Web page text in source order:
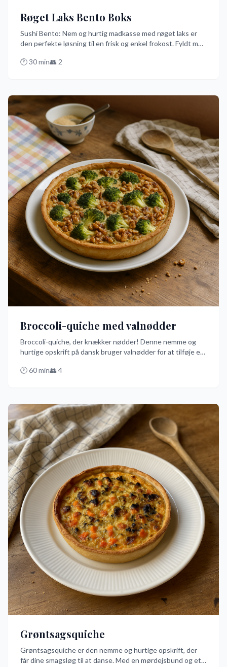
Røget Laks Bento Boks
Sushi Bento: Nem og hurtig madkasse med røget laks er
den perfekte løsning til en frisk og enkel frokost. Fyldt med
klar på blot 20 minutter. Prøv denne danske vri på en
🕐30min👥 2
Broccoli-quiche med valnødder
Broccoli-quiche, der knækker nødder! Denne nemme og
hurtige opskrift på dansk bruger valnødder for at tilføje en
imponere gæster med minimal indsats i ovnen!
🕐60min👥 4
Grøntsagsquiche
Grøntsagsquiche er den nemme og hurtige opskrift, der
får dine smagsløg til at danse. Med en mørdejsbund og et